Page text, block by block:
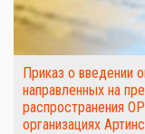
Приказ о введении
направленных на
распространения
организациях